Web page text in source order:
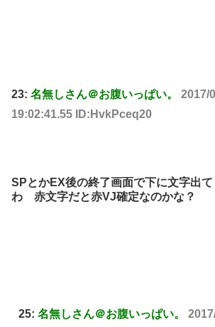
23: 名無しさん＠お腹いっぱい。
2017/
19:02:41.55 ID:HvkPceq20
SPとかEX後の終了画面で下に文字出
わ 赤文字だと赤VJ確定なのかな？
25: 名無しさん＠お腹いっぱい。